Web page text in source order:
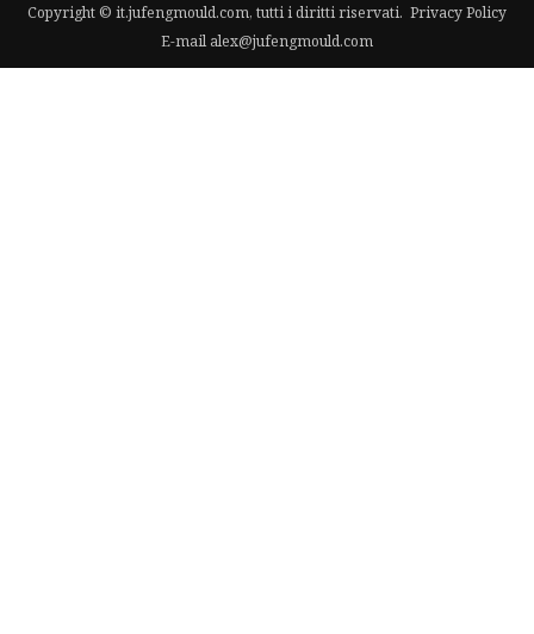
Copyright © it.jufengmould.com, tutti i diritti riservati. Privacy Policy
E-mail alex@jufengmould.com